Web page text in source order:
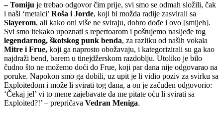
– Tomiju je trebao odgovor čim prije, svi smo se odmah složili, čak
i naši ‘metalci’ Roša i Jorde, koji bi možda radije zasvirali sa
Slayerom, ali kako oni više ne sviraju, dobro dođe i ovo [smijeh].
Svi smo itekako upoznati s repertoarom i poštujemo nasljeđe tog
legendarnog, škotskog punk benda, za razliku od naših vokala
Mitre i Frue, koji ga naprosto obožavaju, i kategorizirali su ga kao
najdraži bend, barem u tinejdžerskom razdoblju. Utoliko je bilo
čudno što ne možemo doći do Frue, koji par dana nije odgovarao na
poruke. Napokon smo ga dobili, uz upit je li vidio poziv za svirku sa
Exploitedom i može li svirati tog dana, a on je začuđen odgovorio:
‘Čekaj jel’ vi to mene zajebavate da me pitate oću li svirati sa
Exploited?!’ – prepričava Vedran Meniga.